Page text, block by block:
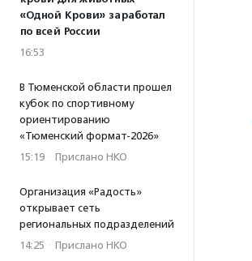
«Одной Крови» заработал
по всей России
16:53
В Тюменской области прошел
кубок по спортивному
ориентированию
«Тюменский формат-2026»
15:19 · Прислано НКО
Организация «Радость»
открывает сеть
региональных подразделений
14:25 · Прислано НКО